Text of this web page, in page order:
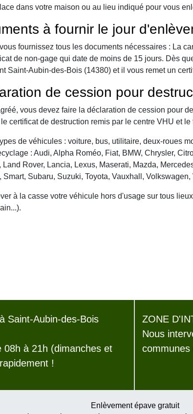
dans votre maison ou au lieu indiqué pour vous
à fournir le jour
fournissez tous les documents nécessaires : La
de non-gage qui date de moins de 15 jours. Dès
Saint-Aubin-des-Bois (14380) et il vous remet un
de cession pour
vous devez faire la déclaration de cession pour
certificat de destruction remis par le centre VHU et
de véhicules : voiture, bus, utilitaire, deux-roues
: Audi, Alpha Roméo, Fiat, BMW, Chrysler,
Rover, Lancia, Lexus, Maserati, Mazda,
Subaru, Suzuki, Toyota, Vauxhall,
à la casse votre véhicule hors d'usage sur tous
Saint-Aubin-des-Bois
à 21h (dimanches et
!
ZONE
Nous
communes
Enlèvement épave gratuit